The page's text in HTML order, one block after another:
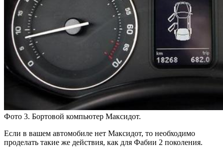
Фото 3. Бортовой компьютер Максидот.
Если в вашем автомобиле нет Максидот, то необходимо
проделать такие же действия, как для Фабии 2 поколения.